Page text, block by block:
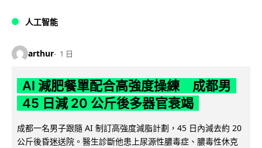
人工智能
arthur 1 日
AI 減肥餐單配合高強度操練 成都男
45 日減 20 公斤後多器官衰竭
成都一名男子跟隨 AI 制訂高強度減脂計劃，45 日內減去約 20
公斤後昏迷送院。醫生診斷他患上尿源性膿毒症、膿毒性休克